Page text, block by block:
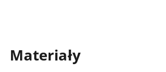
Materiały